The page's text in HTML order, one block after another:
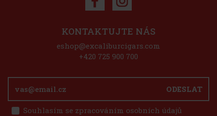
Cinco Secret Cask Toro
Secret Cask má lahodnou
dřeva, pepře a čokolády. Secret cask
ještě zajímavějším boxem ve kterém
Série Cuatro Cinco Secret Cask T
Sleva: 50%
ODESLAT
Souhlasím se zpracováním osobních údajů
KONTAKTUJTE NÁS
eshop@excaliburcigars.com
+420 725 900 700